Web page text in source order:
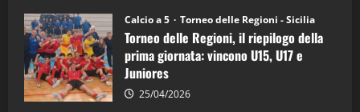
Juniores
è
vicecampione
d’Italia
Calcio a 5 Torneo delle Regioni - Sicilia
Torneo delle Regioni, il riepilogo della
prima giornata: vincono U15, U17 e
Juniores
25/04/2026